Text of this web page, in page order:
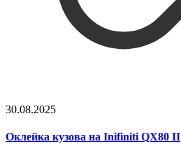
30.08.2025
Оклейка кузова на Inifiniti QX80 II